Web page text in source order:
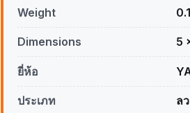
Weight
Dimensions 5
ยี่ห้อ
ประเภท ล